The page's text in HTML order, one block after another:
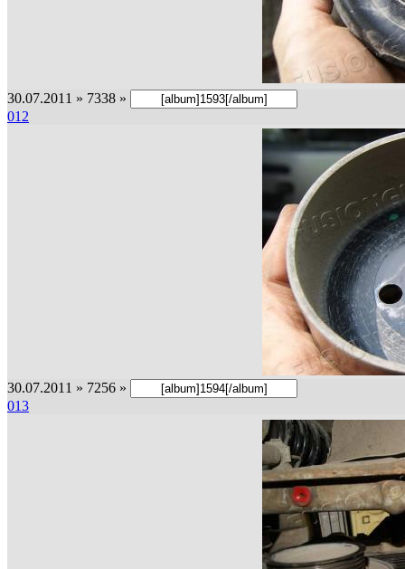
30.07.2011 » 7338 »
012
30.07.2011 » 7256 »
013